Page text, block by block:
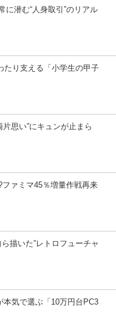
に潜む“人身取引”のリアル
たり支える「小学生の甲子
思い”にキュンが止まら
ァミマ45％増量作戦再来
描いた”レトロフューチャ
本気で選ぶ「10万円台PC3